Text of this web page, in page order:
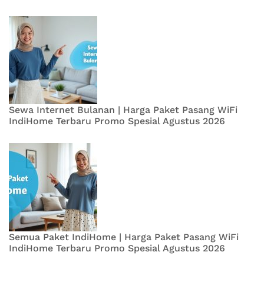
Sewa Internet Bulanan | Harga Paket Pasang WiFi
IndiHome Terbaru Promo Spesial Agustus 2026
Semua Paket IndiHome | Harga Paket Pasang WiFi
IndiHome Terbaru Promo Spesial Agustus 2026